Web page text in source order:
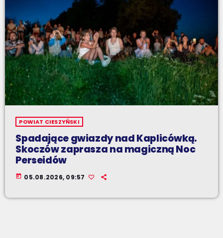
POWIAT CIESZYŃSKI
Spadające gwiazdy nad Kaplicówką.
Skoczów zaprasza na magiczną Noc
Perseidów
today 05.08.2026, 09:57